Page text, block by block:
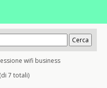
wifi business
7 totali)